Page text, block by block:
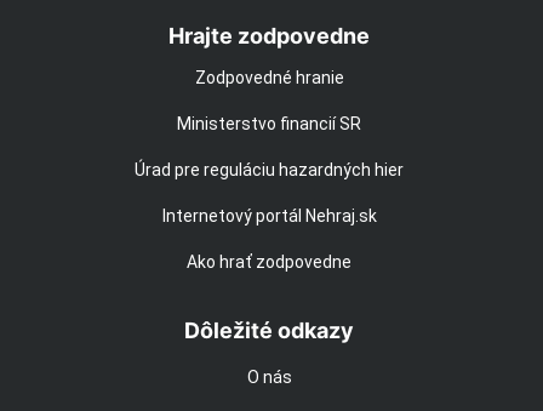
Hrajte zodpovedne
Zodpovedné hranie
Ministerstvo financií SR
Úrad pre reguláciu hazardných hier
Internetový portál Nehraj.sk
Ako hrať zodpovedne
Dôležité odkazy
O nás